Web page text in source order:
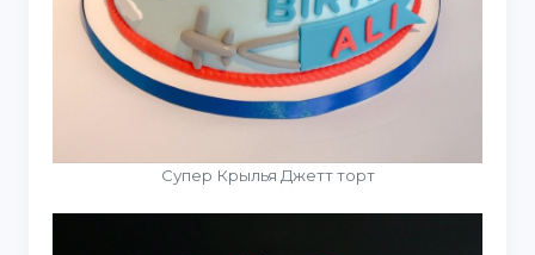
Супер Крылья Джетт торт